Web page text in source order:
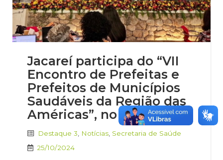
Jacareí participa do “VII
Encontro de Prefeitas e
Prefeitos de Municípios
Saudáveis da Região das
Américas”, no Peru
Destaque 3 Notícias Secretaria de Saúde
25/10/2024